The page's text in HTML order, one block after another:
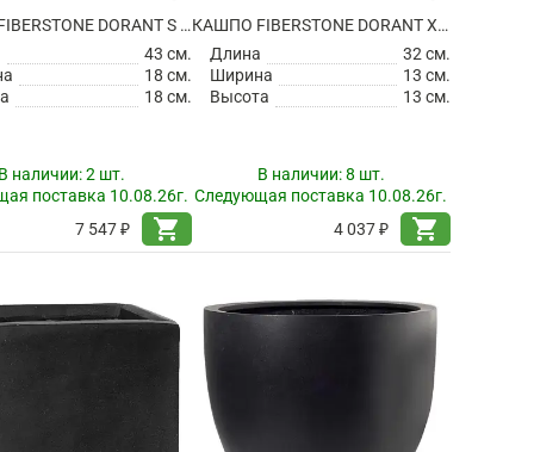
КАШПО FIBERSTONE DORANT S MATT BLACK
43 см.
18 см.
18 см.
наличии:2 шт.
поставка 10.08.26г.
7 547 ₽
shopping_cart
КАШПО FIBERSTONE DORANT XS MATT BLACK
Длина
32 см.
Ширина
13 см.
Высота
13 см.
В наличии:8 шт.
Следующая поставка 10.08.26г.
4 037 ₽
shopping_cart